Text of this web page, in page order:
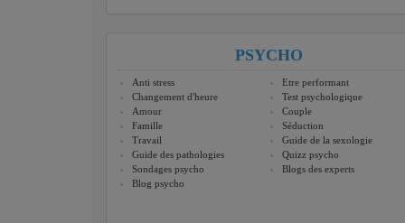
PSYCHO
Anti stress
Etre performant
Changement d'heure
Test psychologique
Amour
Couple
Famille
Séduction
Travail
Guide de la sexologie
Guide des pathologies
Quizz psycho
Sondages psycho
Blogs des experts
Blog psycho